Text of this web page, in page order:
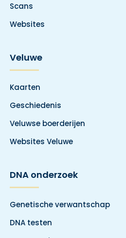
Scans
Websites
Veluwe
Kaarten
Geschiedenis
Veluwse boerderijen
Websites Veluwe
DNA onderzoek
Genetische verwantschap
DNA testen